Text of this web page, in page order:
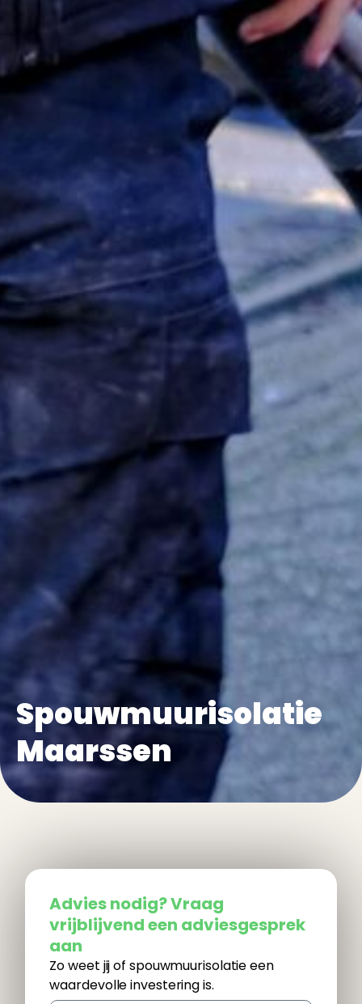
Spouwmuurisolatie
Maarssen
Advies nodig? Vraag
vrijblijvend een adviesgesprek
aan
Zo weet jij of spouwmuurisolatie een
waardevolle investering is.